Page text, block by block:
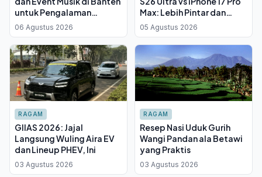
untuk Pengalaman
Nonton yang Berbeda
06 Agustus 2026
Max: Lebih Pintar dan
Serbaguna, Tapi Punya
05 Agustus 2026
RAGAM
GIIAS 2026: Jajal
Langsung Wuling Aira EV
dan Lineup PHEV, Ini
03 Agustus 2026
RAGAM
Resep Nasi Uduk Gurih
Wangi Pandan ala Betawi
yang Praktis
03 Agustus 2026